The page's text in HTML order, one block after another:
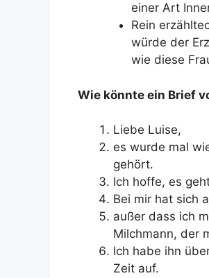
einer Art
Rein
würde der
wie diese
Wie könnte ein Brief
Liebe Luise,
es wurde mal
gehört.
Ich hoffe, es
Bei mir hat sich
außer dass ich
Milchmann, der
Ich habe ihn
Zeit auf.